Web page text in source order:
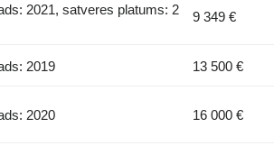
2021, satveres platums: 2
9 349 €
2019 13 500 €
2020 16 000 €